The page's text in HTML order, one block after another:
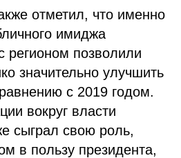
отметил, что именно
имиджа
регионом позволили
значительно улучшить
с 2019 годом.
вокруг власти
сыграл свою роль,
в пользу президента,